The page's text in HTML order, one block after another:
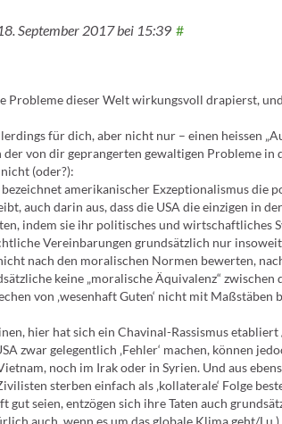
September 2017bei 15:39 #
Probleme dieser Welt wirkungsvoll drapierst,
für dich, aber nicht nur – einen heissen
der von dir geprangerten gewaltigen Probleme
(oder?):
amerikanischer Exzeptionalismus die
auch darin aus, dass die USA die einzigen in
indem sie ihr politisches und wirtschaftliches
Vereinbarungen grundsätzlich nur
nach den moralischen Normen bewerten,
keine „moralische Äquivalenz“
von ‚wesenhaft Guten‘ nicht mit
hier hat sich ein Chavinal-Rassismus etabliert
zwar gelegentlich ‚Fehler‘ machen, können
noch im Irak oder in Syrien. Und aus
sterben einfach als ‚kollaterale‘ Folge
gut seien, entzögen sich ihre Taten auch
auch, wenn es um das globale Klima geht/Lu.)